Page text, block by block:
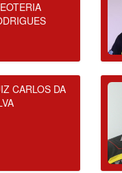
CARLOS DA